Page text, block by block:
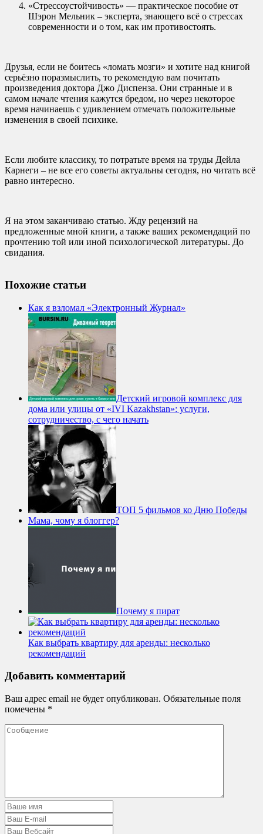
«Стрессоустойчивость» — практическое пособие от
Шэрон Мельник – эксперта, знающего всё о стрессах
современности и о том, как им противостоять.
Друзья, если не боитесь «ломать мозги» и хотите над книгой
серьёзно поразмыслить, то рекомендую вам почитать
произведения доктора Джо Диспенза. Они странные и в
самом начале чтения кажутся бредом, но через некоторое
время начинаешь с удивлением отмечать положительные
изменения в своей психике.
Если любите классику, то потратьте время на труды Дейла
Карнеги – не все его советы актуальны сегодня, но читать всё
равно интересно.
Я на этом заканчиваю статью. Жду рецензий на
предложенные мной книги, а также ваших рекомендаций по
прочтению той или иной психологической литературы. До
свидания.
Похожие статьи
Как я взломал «Электронный Журнал»
Детский игровой комплекс для
дома или улицы от «IVI Kazakhstan»: услуги,
сотрудничество, с чего начать
ТОП 5 фильмов ко Дню Победы
Мама, чому я блоггер?
Почему я пират
Как выбрать квартиру для аренды: несколько
рекомендаций
Добавить комментарий
Ваш адрес email не будет опубликован. Обязательные поля
помечены *